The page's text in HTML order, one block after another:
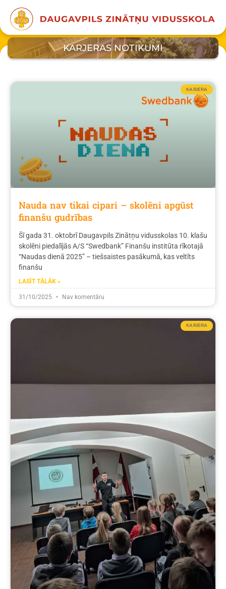
KARJERAS NOTIKUMI
KARJERA
Nauda nav tikai cipari – skolēni apgūst
finanšu gudrības
Šī gada 31. oktobrī Daugavpils Zinātņu vidusskolas 10. klašu
skolēni piedalījās A/S “Swedbank” Finanšu institūta rīkotajā
“Naudas dienā 2025” – tiešsaistes pasākumā, kas veltīts
finanšu
LASĪT TĀLĀK »
31/10/2025 Nav komentāru
KARJERA